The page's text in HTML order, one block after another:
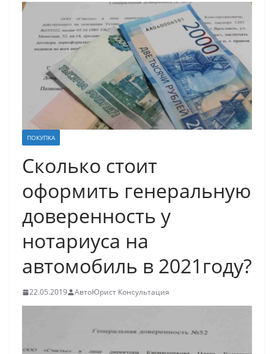
ПОКУПКА
Сколько стоит
оформить генеральную
доверенность у
нотариуса на
автомобиль в 2021году?
22.05.2019 АвтоЮрист Консультация